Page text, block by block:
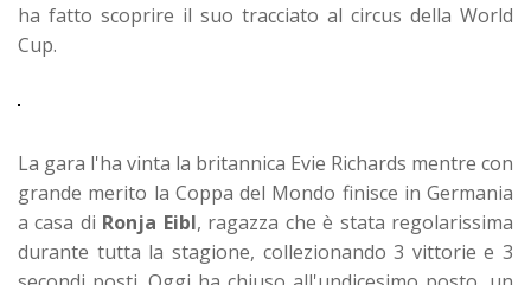
ha fatto scoprire il suo tracciato al circus della World
Cup.
La gara l'ha vinta la britannica Evie Richards mentre con
grande merito la Coppa del Mondo finisce in Germania
a casa di Ronja Eibl, ragazza che è stata regolarissima
durante tutta la stagione, collezionando 3 vittorie e 3